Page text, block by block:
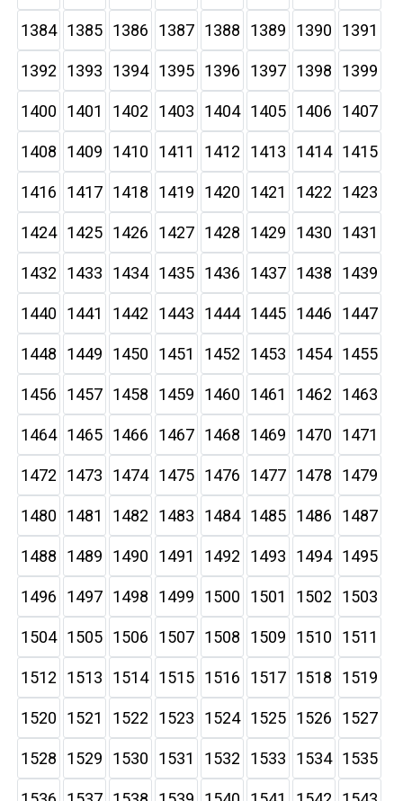
1384 1385 1386 1387 1388 1389 1390 1391
1392 1393 1394 1395 1396 1397 1398 1399
1400 1401 1402 1403 1404 1405 1406 1407
1408 1409 1410 1411 1412 1413 1414 1415
1416 1417 1418 1419 1420 1421 1422 1423
1424 1425 1426 1427 1428 1429 1430 1431
1432 1433 1434 1435 1436 1437 1438 1439
1440 1441 1442 1443 1444 1445 1446 1447
1448 1449 1450 1451 1452 1453 1454 1455
1456 1457 1458 1459 1460 1461 1462 1463
1464 1465 1466 1467 1468 1469 1470 1471
1472 1473 1474 1475 1476 1477 1478 1479
1480 1481 1482 1483 1484 1485 1486 1487
1488 1489 1490 1491 1492 1493 1494 1495
1496 1497 1498 1499 1500 1501 1502 1503
1504 1505 1506 1507 1508 1509 1510 1511
1512 1513 1514 1515 1516 1517 1518 1519
1520 1521 1522 1523 1524 1525 1526 1527
1528 1529 1530 1531 1532 1533 1534 1535